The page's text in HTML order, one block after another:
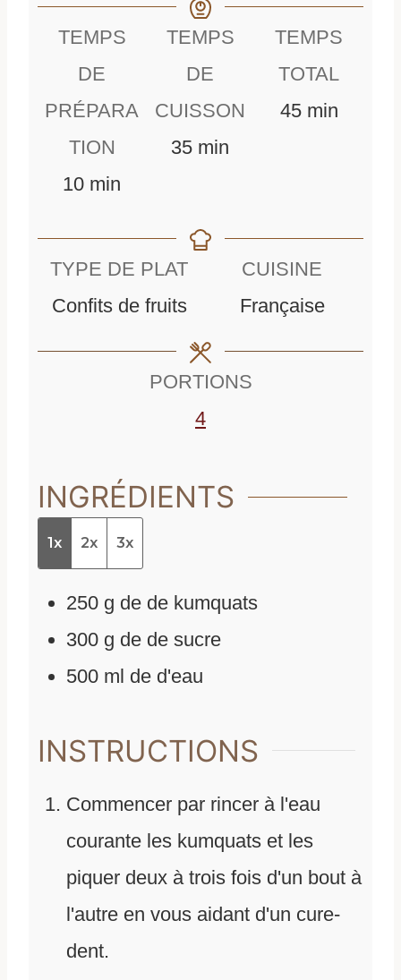
TEMPS
DE
PRÉPARA
TION
10m
u
min
TEMPS
DE
CUISSON
35m
u
s
min
TEMPS
TOTAL
45m
e
min
TYPE DE PLAT
Confits de fruits
CUISINE
Française
PORTIONS
4
INGRÉDIENTS
1x 2x 3x
250 g de de kumquats
300 g de de sucre
500 ml de d'eau
INSTRUCTIONS
Commencer par rincer à l'eau
courante les kumquats et les
piquer deux à trois fois d'un bout à
l'autre en vous aidant d'un cure-
dent.